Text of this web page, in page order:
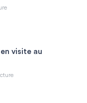
visite au